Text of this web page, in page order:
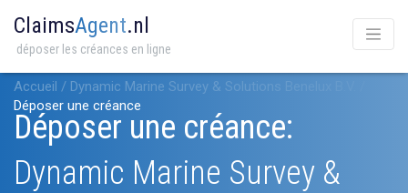
ClaimsAgent.nl
déposer les créances en ligne
Accueil / Dynamic Marine Survey & Solutions Benelux B.V.
Déposer une créance
Déposer une créance:
Dynamic Marine Survey &